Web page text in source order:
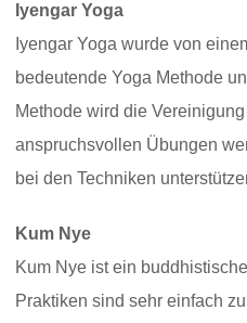
Iyengar Yoga
Iyengar Yoga wurde von
bedeutende Yoga Methode
Methode wird die
anspruchsvollen Übungen
bei den Techniken
Kum Nye
Kum Nye ist ein
Praktiken sind sehr einfach